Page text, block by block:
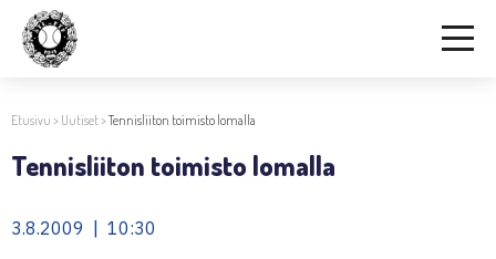
Etusivu > Uutiset>Tennisliiton toimisto lomalla
Tennisliiton toimisto lomalla
3.8.2009 | 10:30